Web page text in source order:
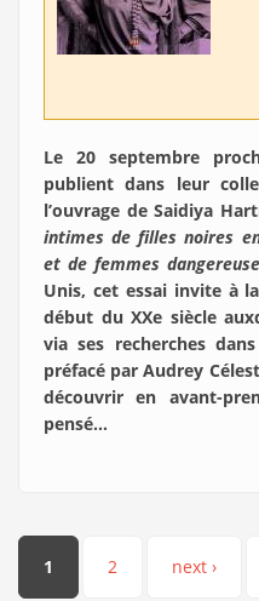
Le 20 septembre
publient dans leur
l’ouvrage de Saidiya
intimes de filles noires
et de femmes
Unis, cet essai invite à
début du XXe siècle
via ses recherches
préfacé par Audrey
découvrir en avant-
pensé…
Pages
1 2 next ›